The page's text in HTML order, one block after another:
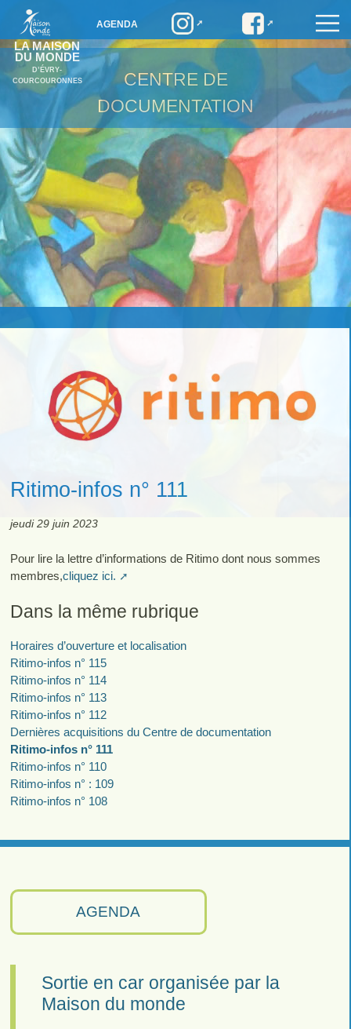
LA MAISON
DU MONDE
D’ÉVRY-
COURCOURONNES
AGENDA
CENTRE DE
DOCUMENTATION
AGENDA
Sortie en car organisée par la
Maison du monde
Ritimo-infos n° 111
jeudi 29 juin 2023
Pour lire la lettre d’informations de Ritimo dont nous sommes
membres,cliquez ici.
Dans la même rubrique
Horaires d’ouverture et localisation
Ritimo-infos n° 115
Ritimo-infos n° 114
Ritimo-infos n° 113
Ritimo-infos n° 112
Dernières acquisitions du Centre de documentation
Ritimo-infos n° 111
Ritimo-infos n° 110
Ritimo-infos n° : 109
Ritimo-infos n° 108